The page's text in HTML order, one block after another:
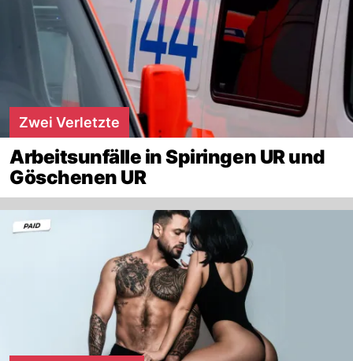
Zwei Verletzte
Arbeitsunfälle in Spiringen UR und
Göschenen UR